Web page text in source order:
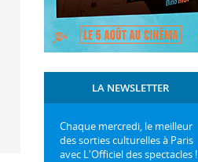
LA NEWSLETTER
Chaque mercredi, le meilleur
des sorties culturelles à Paris
avec L'Officiel des spectacles !